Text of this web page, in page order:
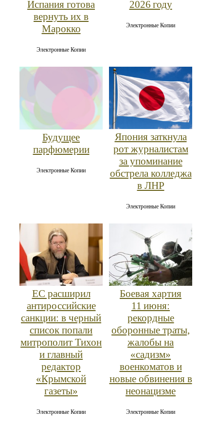
Испания готова
вернуть их в
Марокко
Электронные Копии
2026 году
Электронные Копии
Будущее
парфюмерии
Электронные Копии
Япония заткнула
рот журналистам
за упоминание
обстрела колледжа
в ЛНР
Электронные Копии
ЕС расширил
антироссийские
санкции: в черный
список попали
митрополит Тихон
и главный
редактор
«Крымской
газеты»
Электронные Копии
Боевая хартия
11 июня:
рекордные
оборонные траты,
жалобы на
«садизм»
военкоматов и
новые обвинения в
неонацизме
Электронные Копии